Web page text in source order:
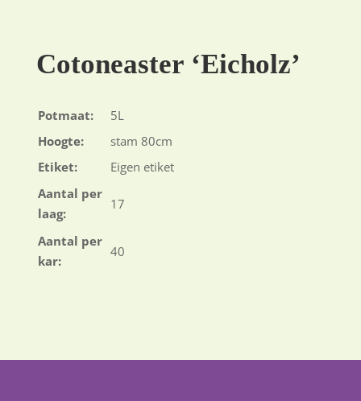
Cotoneaster ‘Eicholz’
Potmaat:
5L
Hoogte:
stam 80cm
Etiket:
Eigen etiket
Aantal per
laag:
17
Aantal per
kar:
40